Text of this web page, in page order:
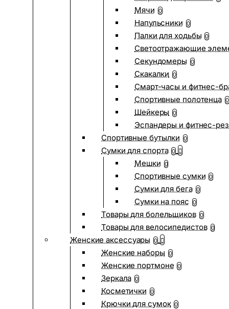
Мячи 0
Напульсники 0
Палки для ходьбы 0
Светоотражающие
Секундомеры 0
Скакалки 0
Смарт-часы и фитнес-
Спортивные полотенца 0
Шейкеры 0
Эспандеры и фитнес-
Спортивные бутылки 0
Сумки для спорта 0
Мешки 0
Спортивные сумки 0
Сумки для бега 0
Сумки на пояс 0
Товары для болельщиков 0
Товары для велосипедистов 0
Женские аксессуары 0
Женские наборы 0
Женские портмоне 0
Зеркала 0
Косметички 0
Крючки для сумок 0